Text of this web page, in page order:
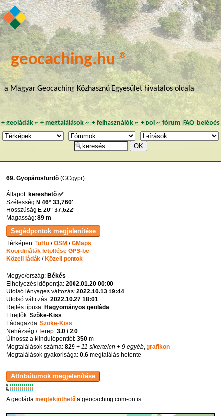
geocaching.hu ®
a Magyar Geocaching Közhasznú Egyesület hivatalos oldala
+ geoládák~ +megtalálások ~ + felhasználók~ + poi~ fórum FAQ belépés
69. Gyopárosfürdő (GCgypr)
Állapot: kereshető ✅
Szélesség N 46° 33,760'
Hosszúság E 20° 37,622'
Magasság:89 m
Térképen:TuHu /OSM /GMaps
Koordináták letöltése GPS-be
Közeli ládák / Közeli pontok
Megye/ország: Békés
Elhelyezés időpontja:2002.01.20 00:00
Utolsó lényeges változás:2022.10.13 19:44
Utolsó változás:2022.10.27 18:01
Rejtés típusa: Hagyományos geoláda
Elrejtők:Szőke-Kiss
Ládagazda:Szoke-Kiss
Nehézség / Terep:3.0 / 2.0
Úthossz a kiindulóponttól:350 m
Megtalálások száma:829 + 11 sikertelen + 9 egyéb,grafikon
Megtalálások gyakorisága:0.6 megtalálás hetente
K
R
W
A geoládamegtekinthető a geocaching.com-on is.